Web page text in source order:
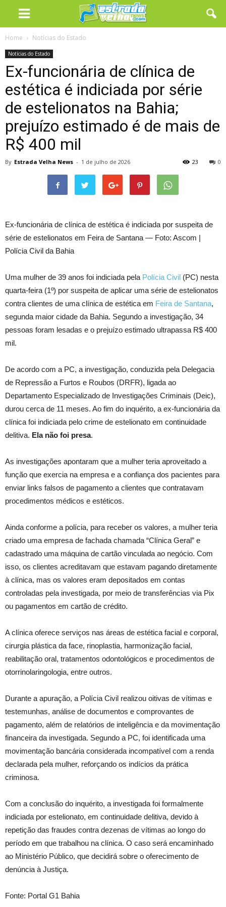
Home Notícias do Estado
Notícias do Estado
Ex-funcionária de clínica de
estética é indiciada por série
de estelionatos na Bahia;
prejuízo estimado é de mais de
R$ 400 mil
By Estrada Velha News - 1 de julho de 2026 0
23
Ex-funcionária de clínica de estética é indiciada por suspeita de
série de estelionatos em Feira de Santana — Foto: Ascom |
Polícia Civil da Bahia
Uma mulher de 39 anos foi indiciada pela Polícia Civil (PC) nesta
quarta-feira (1º) por suspeita de aplicar uma série de estelionatos
contra clientes de uma clínica de estética em Feira de Santana,
segunda maior cidade da Bahia. Segundo a investigação, 34
pessoas foram lesadas e o prejuízo estimado ultrapassa R$ 400
mil.
De acordo com a PC, a investigação, conduzida pela Delegacia
de Repressão a Furtos e Roubos (DRFR), ligada ao
Departamento Especializado de Investigações Criminais (Deic),
durou cerca de 11 meses. Ao fim do inquérito, a ex-funcionária da
clínica foi indiciada pelo crime de estelionato em continuidade
delitiva. Ela não foi presa.
As investigações apontaram que a mulher teria aproveitado a
função que exercia na empresa e a confiança dos pacientes para
enviar links falsos de pagamento a clientes que contratavam
procedimentos médicos e estéticos.
Ainda conforme a polícia, para receber os valores, a mulher teria
criado uma empresa de fachada chamada “Clínica Geral” e
cadastrado uma máquina de cartão vinculada ao negócio. Com
isso, os clientes acreditavam que estavam pagando diretamente
à clínica, mas os valores eram depositados em contas
controladas pela investigada, por meio de transferências via Pix
ou pagamentos em cartão de crédito.
A clínica oferece serviços nas áreas de estética facial e corporal,
cirurgia plástica da face, rinoplastia, harmonização facial,
reabilitação oral, tratamentos odontológicos e procedimentos de
otorrinolaringologia, entre outros.
Durante a apuração, a Polícia Civil realizou oitivas de vítimas e
testemunhas, análise de documentos e comprovantes de
pagamento, além de relatórios de inteligência e da movimentação
financeira da investigada. Segundo a PC, foi identificada uma
movimentação bancária considerada incompatível com a renda
declarada pela mulher, reforçando os indícios da prática
criminosa.
Com a conclusão do inquérito, a investigada foi formalmente
indiciada por estelionato, em continuidade delitiva, devido à
repetição das fraudes contra dezenas de vítimas ao longo do
período em que trabalhou na clínica. O caso será encaminhado
ao Ministério Público, que decidirá sobre o oferecimento de
denúncia à Justiça.
Fonte: Portal G1 Bahia